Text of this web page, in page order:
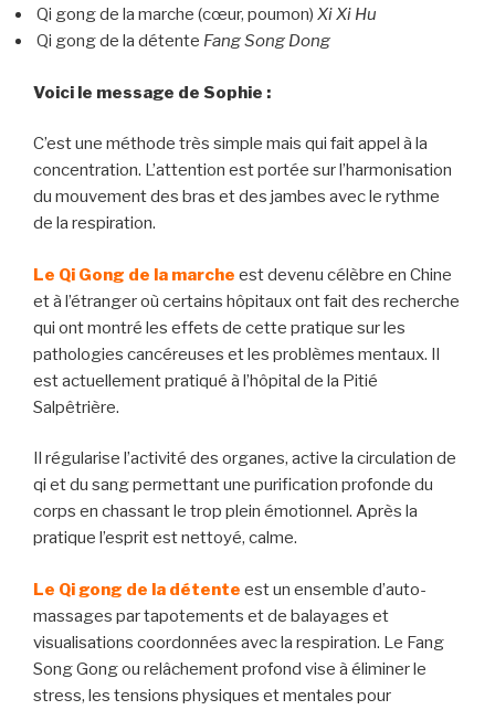
Qi gong de la marche (cœur, poumon) Xi Xi Hu
Qi gong de la détente Fang Song Dong
Voici le message de Sophie :
C’est une méthode très simple mais qui fait appel à la
concentration. L’attention est portée sur l’harmonisation
du mouvement des bras et des jambes avec le rythme
de la respiration.
Le Qi Gong de la marche est devenu célèbre en Chine
et à l’étranger où certains hôpitaux ont fait des recherche
qui ont montré les effets de cette pratique sur les
pathologies cancéreuses et les problèmes mentaux. Il
est actuellement pratiqué à l’hôpital de la Pitié
Salpêtrière.
Il régularise l’activité des organes, active la circulation de
qi et du sang permettant une purification profonde du
corps en chassant le trop plein émotionnel. Après la
pratique l’esprit est nettoyé, calme.
Le Qi gong de la détente est un ensemble d’auto-
massages par tapotements et de balayages et
visualisations coordonnées avec la respiration. Le Fang
Song Gong ou relâchement profond vise à éliminer le
stress, les tensions physiques et mentales pour